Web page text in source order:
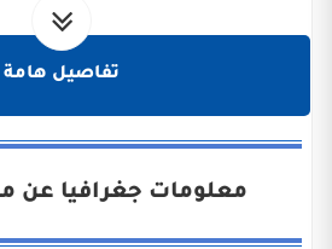
تفاصيل هامة
معلومات جغرافيا عن